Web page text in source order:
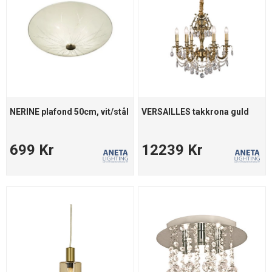
NERINE plafond 50cm, vit/stål
699 Kr
VERSAILLES takkrona guld
12239 Kr